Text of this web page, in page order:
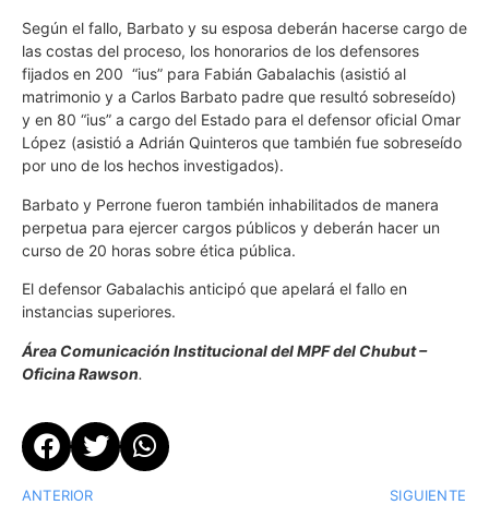
Según el fallo, Barbato y su esposa deberán hacerse cargo de
las costas del proceso, los honorarios de los defensores
fijados en 200 “ius” para Fabián Gabalachis (asistió al
matrimonio y a Carlos Barbato padre que resultó sobreseído)
y en 80 “ius” a cargo del Estado para el defensor oficial Omar
López (asistió a Adrián Quinteros que también fue sobreseído
por uno de los hechos investigados).
Barbato y Perrone fueron también inhabilitados de manera
perpetua para ejercer cargos públicos y deberán hacer un
curso de 20 horas sobre ética pública.
El defensor Gabalachis anticipó que apelará el fallo en
instancias superiores.
Área Comunicación Institucional del MPF del Chubut –
Oficina Rawson.
ANTERIOR SIGUIENTE